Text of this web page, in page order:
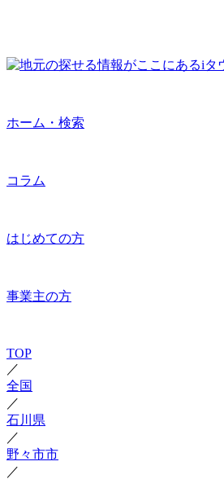
ホーム・検索
コラム
はじめての方
事業主の方
TOP
／
全国
／
石川県
／
野々市市
／